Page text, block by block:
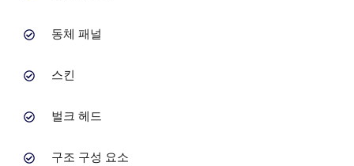
동체 패널
스킨
벌크 헤드
구조 구성 요소